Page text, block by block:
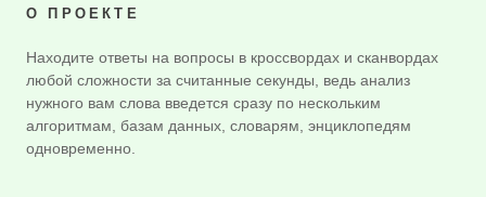
О ПРОЕКТЕ
Находите ответы на вопросы в кроссвордах и сканвордах
любой сложности за считанные секунды, ведь анализ
нужного вам слова введется сразу по нескольким
алгоритмам, базам данных, словарям, энциклопедям
одновременно.